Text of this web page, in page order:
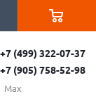
+7 (499) 322-07-37
+7 (905) 758-52-98
Max